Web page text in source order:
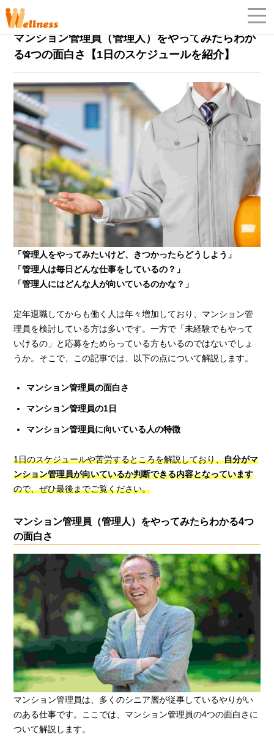
マンション管理員
マンション管理員（管理人）をやってみたらわか
る4つの面白さ【1日のスケジュールを紹介】
「管理人をやってみたいけど、きつかったらどうしよう」
「管理人は毎日どんな仕事をしているの？」
「管理人にはどんな人が向いているのかな？」
定年退職してからも働く人は年々増加しており、マンション管
理員を検討している方は多いです。一方で「未経験でもやって
いけるの」と応募をためらっている方もいるのではないでしょ
うか。そこで、この記事では、以下の点について解説します。
マンション管理員の面白さ
マンション管理員の1日
マンション管理員に向いている人の特徴
1日のスケジュールや苦労するところを解説しており、自分がマ
ンション管理員が向いているか判断できる内容となっています
ので、ぜひ最後までご覧ください。
マンション管理員（管理人）をやってみたらわかる4つ
の面白さ
マンション管理員は、多くのシニア層が従事しているやりがい
のある仕事です。ここでは、マンション管理員の4つの面白さに
ついて解説します。